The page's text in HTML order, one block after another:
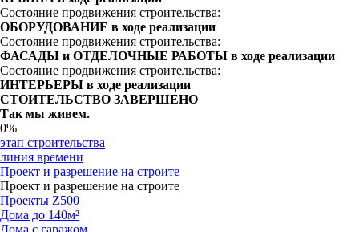
Состояние продвижения строительства:
ОБОРУДОВАНИЕ в ходе реализации
Состояние продвижения строительства:
ФАСАДЫ и ОТДЕЛОЧНЫЕ РАБОТЫ в ходе реализации
Состояние продвижения строительства:
ИНТЕРЬЕРЫ в ходе реализации
СТОИТЕЛЬСТВО ЗАВЕРШЕНО
Так мы живем.
0%
этап строительства
линия времени
Проект и разрешение на строите
Проект и разрешение на строите
Проекты Z500
Дома до 140м²
Дома с гаражом